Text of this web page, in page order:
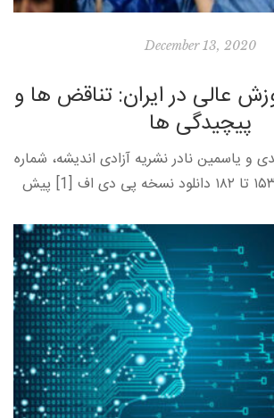
December 13, 2020
عالی در ایران: تناقض ها و
پیچیدگی­ ها
و یاسمین نادر نشریه آزادی اندیشه، شماره
۱۰، آذر ۹۹، صفحه ۱۵۳ تا ۱۸۲ دانلود نسخه پی دی اف [1] پیش